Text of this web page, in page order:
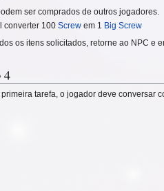
ser comprados de outros jogadores.
converter 100 Screwem 1 Big Screw
os itens solicitados, retorne ao NPC e
4
tarefa, o jogador deve conversar